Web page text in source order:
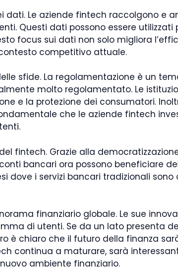
Le aziende fintech raccolgono e
Questi dati possono essere utilizzati
focus sui dati non solo migliora
competitivo attuale.
sfide. La regolamentazione è un
molto regolamentato. Le
e la protezione dei consumatori.
che le aziende fintech
fintech. Grazie alla
bancari ora possono beneficiare
dove i servizi bancari tradizionali
finanziario globale. Le sue
di utenti. Se da un lato presenta
è chiaro che il futuro della finanza
continua a maturare, sarà
ambiente finanziario.